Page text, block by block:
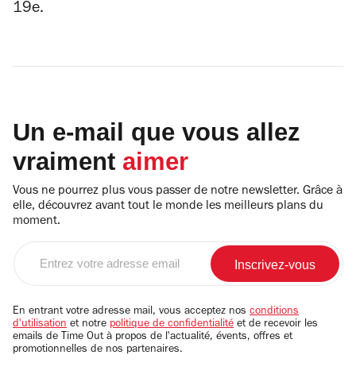
19e.
Un e-mail que vous allez
vraiment aimer
Vous ne pourrez plus vous passer de notre newsletter. Grâce à
elle, découvrez avant tout le monde les meilleurs plans du
moment.
email
En entrant votre adresse mail, vous acceptez nos conditions
d'utilisation et notre politique de confidentialité et de recevoir les
emails de Time Out à propos de l'actualité, évents, offres et
promotionnelles de nos partenaires.